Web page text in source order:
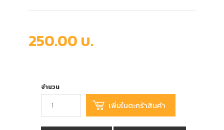
250.00 บ.
จำนวน